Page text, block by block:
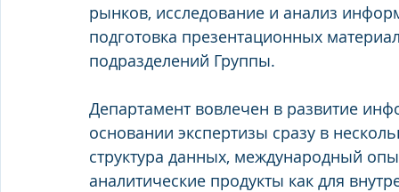
рынков, исследование и анализ
подготовка презентационных
подразделений Группы.
Департамент вовлечен в развитие
основании экспертизы сразу в
структура данных, международный
аналитические продукты как для